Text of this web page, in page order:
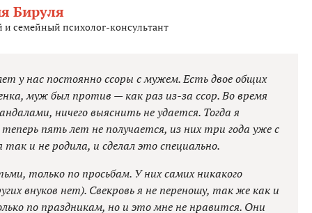
Бируля
и семейный психолог-консультант
у нас постоянно ссоры с мужем. Есть двое общих
муж был против — как раз из-за ссор. Во время
ничего выяснить не удается. Тогда я
пять лет не получается, из них три года уже с
и не родила, и сделал это специально.
только по просьбам. У них самих никакого
внуков нет). Свекровь я не переношу, так же как и
по праздникам, но и это мне не нравится. Они